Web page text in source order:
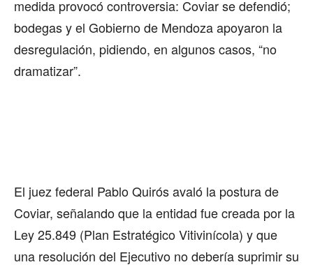
medida provocó controversia: Coviar se defendió;
bodegas y el Gobierno de Mendoza apoyaron la
desregulación, pidiendo, en algunos casos, “no
dramatizar”.
El juez federal Pablo Quirós avaló la postura de
Coviar, señalando que la entidad fue creada por la
Ley 25.849 (Plan Estratégico Vitivinícola) y que
una resolución del Ejecutivo no debería suprimir su